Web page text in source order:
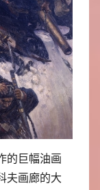
的巨幅油画
夫画廊的大